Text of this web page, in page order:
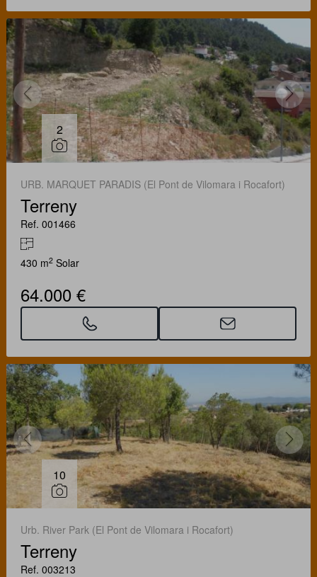
2
URB. MARQUET PARADIS (El Pont de Vilomara i Rocafort)
Terreny
Ref. 001466
430 m2 Solar
64.000 €
10
Urb. River Park (El Pont de Vilomara i Rocafort)
Terreny
Ref. 003213